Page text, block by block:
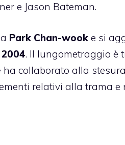
e Jason Bateman.
Park Chan-wook e si
. Il lungometraggio è
ha collaborato alla
relativi alla trama e